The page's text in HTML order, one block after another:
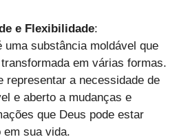
e Flexibilidade:
uma substância moldável que
em várias formas.
representar a necessidade de
e aberto a mudanças e
que Deus pode estar
em sua vida.